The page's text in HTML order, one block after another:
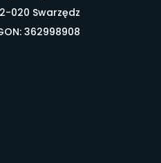
020 Swarzędz
362998908